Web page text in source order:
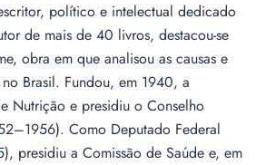
político e intelectual dedicado
de mais de 40 livros, destacou-se
obra em que analisou as causas e
Brasil. Fundou, em 1940, a
Nutrição e presidiu o Conselho
Como Deputado Federal
presidiu a Comissão de Saúde e, em